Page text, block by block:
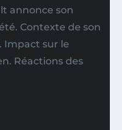
annonce son
Contexte de son
Impact sur le
Réactions des